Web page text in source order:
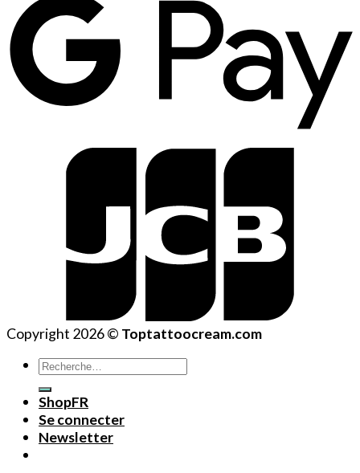
Copyright 2026 © Toptattoocream.com
Recherche
ShopFR
Se connecter
Newsletter